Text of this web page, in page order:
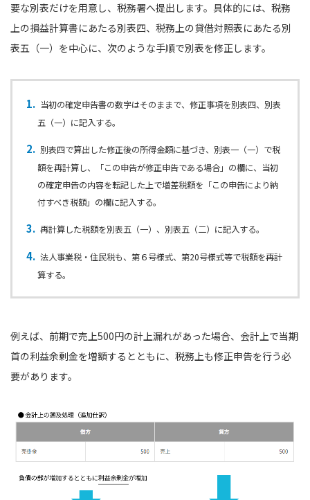
要な別表だけを用意し、税務署へ提出します。具体的には、税務
上の損益計算書にあたる別表四、税務上の貸借対照表にあたる別
表五（⼀）を中心に、次のような手順で別表を修正します。
当初の確定申告書の数字はそのままで、修正事項を別表四、別表
五（一）に記⼊する。
別表四で算出した修正後の所得⾦額に基づき、別表一（一）で税
額を再計算し、「この申告が修正申告である場合」の欄に、当初
の確定申告の内容を転記した上で増差税額を「この申告により納
付すべき税額」の欄に記入する。
再計算した税額を別表五（一）、別表五（二）に記⼊する。
法人事業税・住民税も、第６号様式、第20号様式等で税額を再計
算する。
例えば、前期で売上500円の計上漏れがあった場合、会計上で当期
首の利益余剰金を増額するとともに、税務上も修正申告を行う必
要があります。